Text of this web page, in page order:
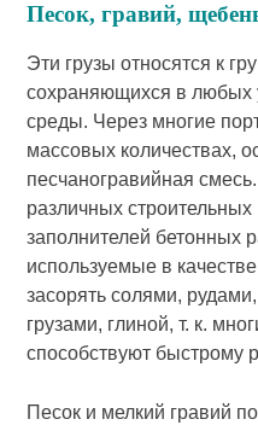
Песок, гравий,
Эти грузы относятся к
сохраняющихся в любых
среды. Через многие
массовых количествах,
песчано­гравийная
различных строительных
заполнителей бетонных
используемые в
засорять солями,
грузами, глиной, т. к.
способствуют быстрому
Песок и мелкий гравий